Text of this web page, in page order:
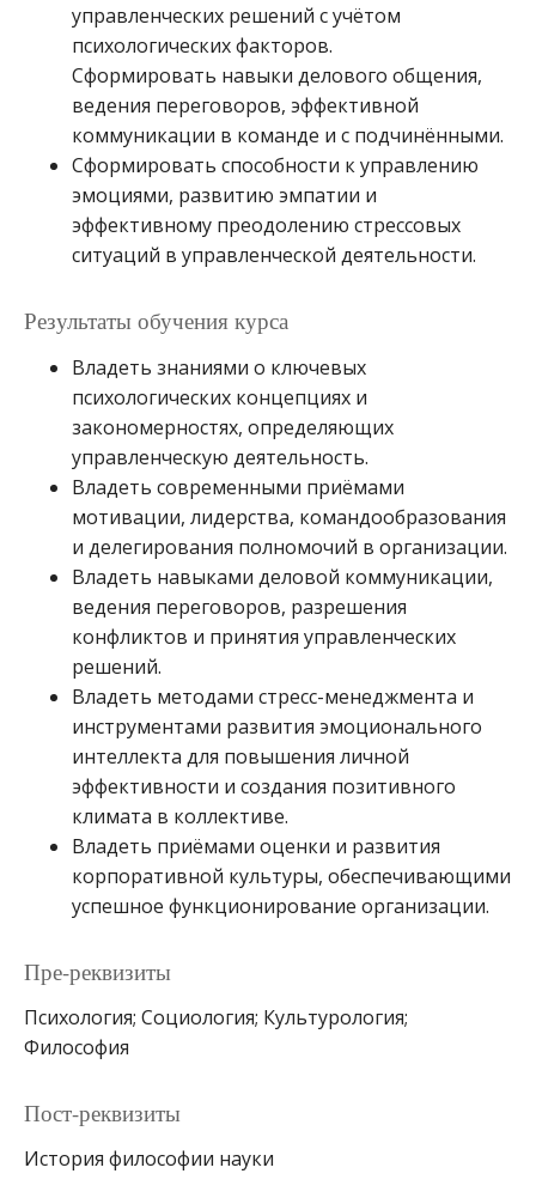
управленческих решений с учётом
психологических факторов.
Сформировать навыки делового общения,
ведения переговоров, эффективной
коммуникации в команде и с подчинёнными.
Сформировать способности к управлению
эмоциями, развитию эмпатии и
эффективному преодолению стрессовых
ситуаций в управленческой деятельности.
Результаты обучения курса
Владеть знаниями о ключевых
психологических концепциях и
закономерностях, определяющих
управленческую деятельность.
Владеть современными приёмами
мотивации, лидерства, командообразования
и делегирования полномочий в организации.
Владеть навыками деловой коммуникации,
ведения переговоров, разрешения
конфликтов и принятия управленческих
решений.
Владеть методами стресс-менеджмента и
инструментами развития эмоционального
интеллекта для повышения личной
эффективности и создания позитивного
климата в коллективе.
Владеть приёмами оценки и развития
корпоративной культуры, обеспечивающими
успешное функционирование организации.
Пре-реквизиты
Психология; Социология; Культурология;
Философия
Пост-реквизиты
История философии науки